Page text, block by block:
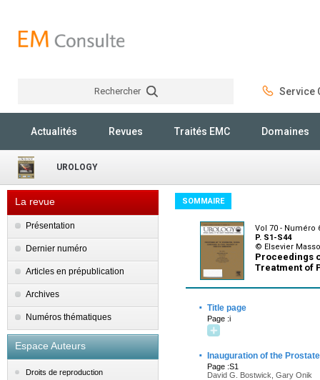
Rechercher Service
Actualités Revues Traités EMC Domaines
UROLOGY
La revue
Présentation
Dernier numéro
Articles en prépublication
Archives
Numéros thématiques
Espace Auteurs
Droits de reproduction
SOMMAIRE
Vol 70 - Numéro
P. S1-S44
© Elsevier
Proceedings
Treatment of
· Title page
Page :i
· Inauguration of the
Page :S1
David G. Bostwick, Gary Onik